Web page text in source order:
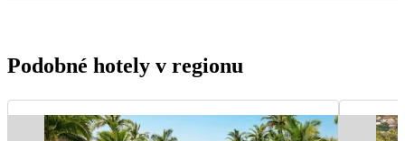
Podobné hotely v regionu